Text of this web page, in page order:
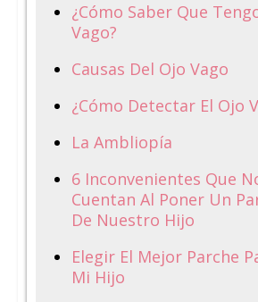
¿Cómo Saber Que
Vago?
Causas Del Ojo Vago
¿Cómo Detectar El Ojo
La Ambliopía
6 Inconvenientes Que
Cuentan Al Poner Un
De Nuestro Hijo
Elegir El Mejor Parche
Mi Hijo